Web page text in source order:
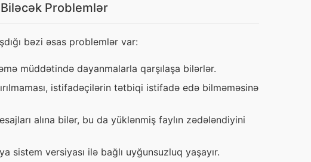
Problemlər
bəzi əsas problemlər var:
müddətində dayanmalarla qarşılaşa bilərlər.
istifadəçilərin tətbiqi istifadə edə bilməməsinə
alına bilər, bu da yüklənmiş faylın zədələndiyini
sistem versiyası ilə bağlı uyğunsuzluq yaşayır.